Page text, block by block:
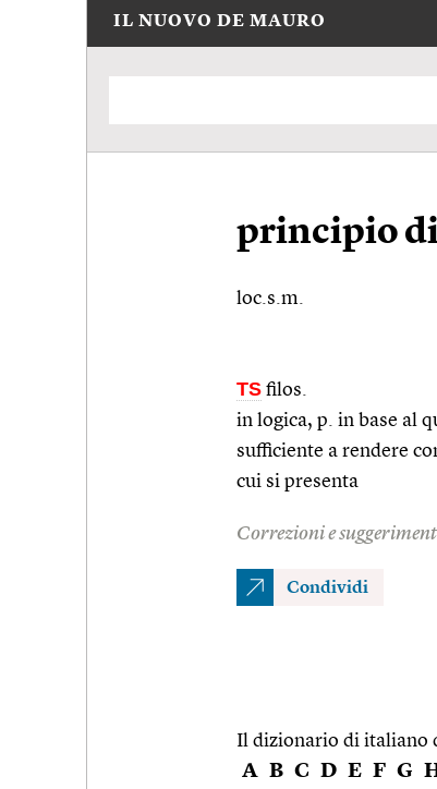
IL NUOVO DE MAURO
principio
loc.s.m.
TS filos.
in logica, p. in base al
sufficiente a rendere
cui si presenta
Correzioni e
Condividi
Il dizionario di italiano
A B C D E F G